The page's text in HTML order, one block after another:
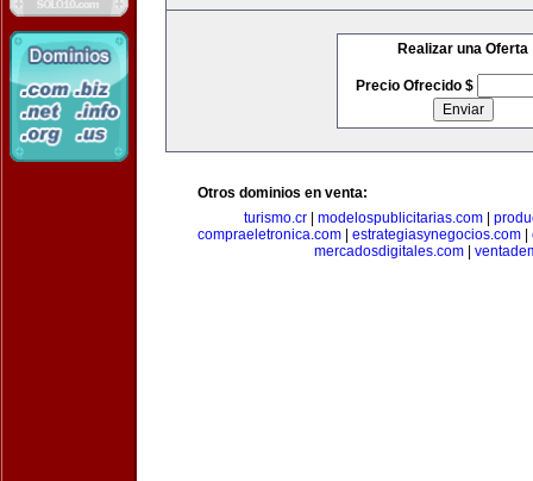
Realizar una Oferta
Precio Ofrecido $
Otros dominios en venta:
turismo.cr
modelospublicitarias.com
compraeletronica.com
estrategiasynegocios.com
mercadosdigitales.com|